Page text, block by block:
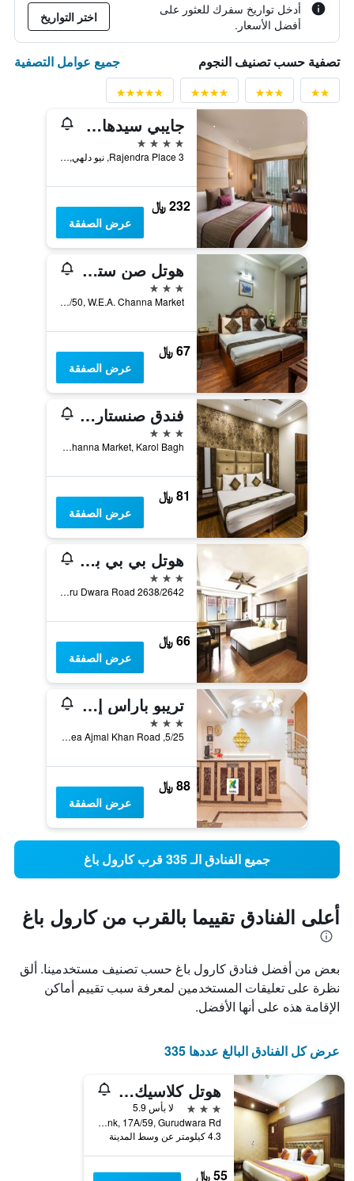
أدخل تواريخ سفرك للعثور على
أفضل الأسعار.
اختر التواريخ
تصفية حسب تصنيف النجوم جميع عوامل التصفية
جايبي سيدهارث
4 نجوم
3 Rajendra Place, نيو دلهي, الهند
232 ﷼
عرض الصفقة
هوتل صن ستار ريزيدينسي
3 نجوم
8A/50, W.E.A. Channa Market, نيو دلهي, الهند
67 ﷼
عرض الصفقة
فندق صنستار هيرتج
3 نجوم
8A/43, W.E.A. Channa Market, Karol Bagh, نيو دلهي, الهند
81 ﷼
عرض الصفقة
هوتل بي بي بالاس
3 نجوم
2638/2642 Bank Street Guru Dwara Road, نيو دلهي, الهند
66 ﷼
عرض الصفقة
تريبو باراس إنترناشونال
3 نجوم
5/25, Wea Ajmal Khan Road, نيو دلهي, الهند
88 ﷼
عرض الصفقة
جميع الفنادق الـ 335 قرب كارول باغ
أعلى الفنادق تقييما بالقرب من كارول باغ
بعض من أفضل فنادق كارول باغ حسب تصنيف مستخدمينا. ألق
نظرة على تعليقات المستخدمين لمعرفة سبب تقييم أماكن
الإقامة هذه على أنها الأفضل.
عرض كل الفنادق البالغ عددها 335
هوتل كلاسيك كارول باج
3 نجوم
لا بأس 5.9
Near Rbl Bank, 17A/59, Gurudwara Rd, نيو دلهي, الهند
4.3 كيلومتر عن وسط المدينة
55 ﷼